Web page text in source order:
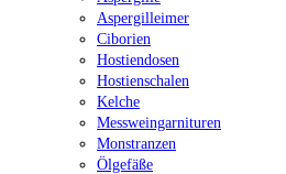
Aspergilleimer
Ciborien
Hostiendosen
Hostienschalen
Kelche
Messweingarnituren
Monstranzen
Ölgefäße